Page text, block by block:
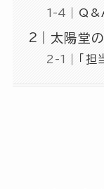
太陽堂
「